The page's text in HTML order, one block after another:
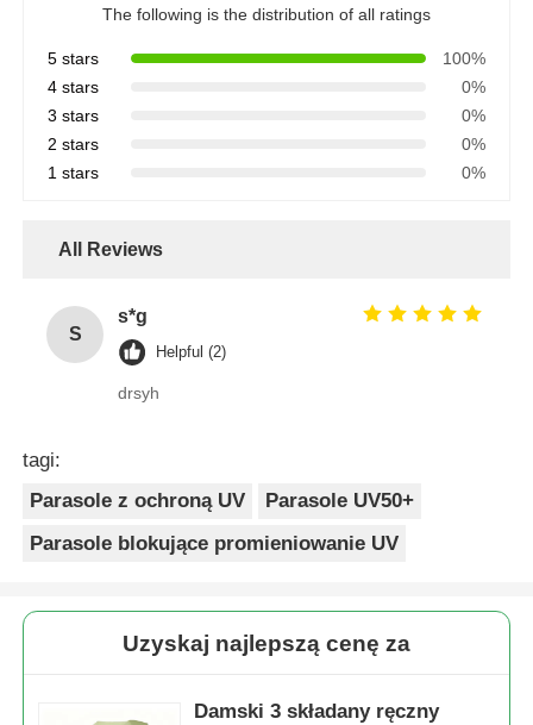
The following is the distribution of all ratings
5 stars
100%
4 stars
0%
3 stars
0%
2 stars
0%
1 stars
0%
All Reviews
S
s*g
Helpful (2)
drsyh
tagi:
Parasole z ochroną UV
Parasole UV50+
Parasole blokujące promieniowanie UV
Uzyskaj najlepszą cenę za
Damski 3 składany ręczny